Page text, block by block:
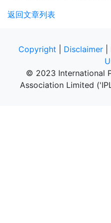
返回文章列表
Copyright Disclaimer
© 2023 International
Association Limited